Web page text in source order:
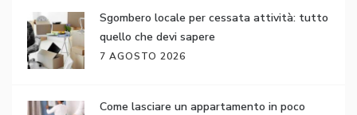
Sgombero locale per cessata attività: tutto
quello che devi sapere
7 AGOSTO 2026
Come lasciare un appartamento in poco